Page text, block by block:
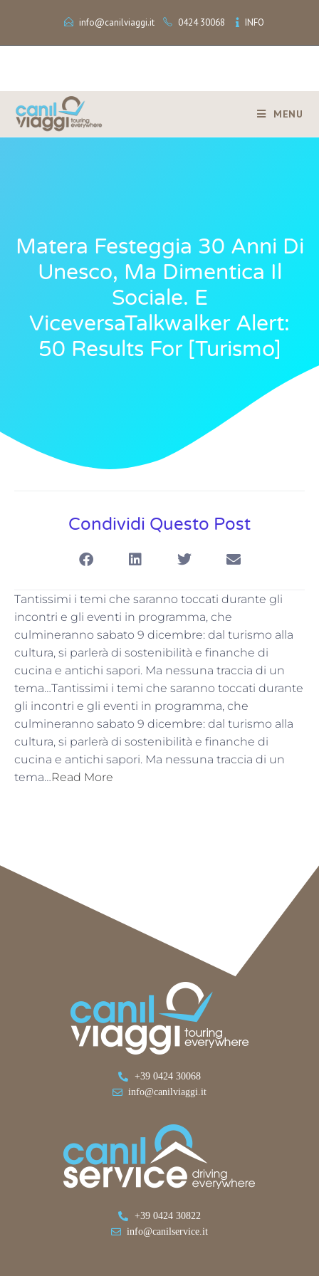
info@canilviaggi.it 0424 30068 INFO
MENU
Matera Festeggia 30 Anni Di
Unesco, Ma Dimentica Il
Sociale. E
ViceversaTalkwalker Alert:
50 Results For [turismo]
Condividi Questo Post
Tantissimi i temi che saranno toccati durante gli
incontri e gli eventi in programma, che
culmineranno sabato 9 dicembre: dal turismo alla
cultura, si parlerà di sostenibilità e finanche di
cucina e antichi sapori. Ma nessuna traccia di un
tema…Tantissimi i temi che saranno toccati durante
gli incontri e gli eventi in programma, che
culmineranno sabato 9 dicembre: dal turismo alla
cultura, si parlerà di sostenibilità e finanche di
cucina e antichi sapori. Ma nessuna traccia di un
tema…Read More
+39 0424 30068
info@canilviaggi.it
+39 0424 30822
info@canilservice.it